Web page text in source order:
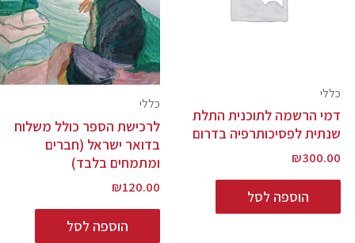
כללי
דמי הרשמה לתוכנית התלת
שנתית לפסיכותרפיה בדרום
₪300.00
הוספה לסל
כללי
לרכישת הספר כולל משלוח
בדואר ישראל (חברים
ומתמחים בלבד)
₪120.00
הוספה לסל